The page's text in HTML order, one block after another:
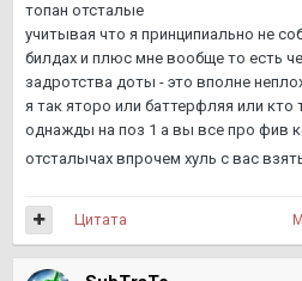
топан отсталые
учитывая что я принципиально не
билдах и плюс мне вообще то есть
задротства доты - это вполне
я так яторо или баттерфляя или
однажды на поз 1 а вы все про фив
отсталычах впрочем хуль с вас
Цитата